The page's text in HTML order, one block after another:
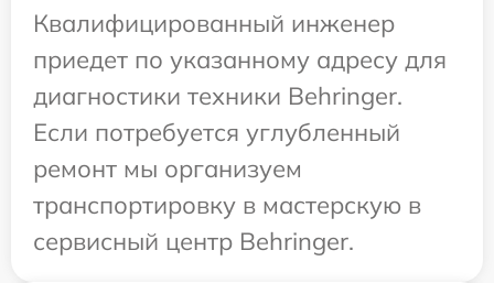
Квалифицированный инженер
приедет по указанному адресу для
диагностики техники Behringer.
Если потребуется углубленный
ремонт мы организуем
транспортировку в мастерскую в
сервисный центр Behringer.